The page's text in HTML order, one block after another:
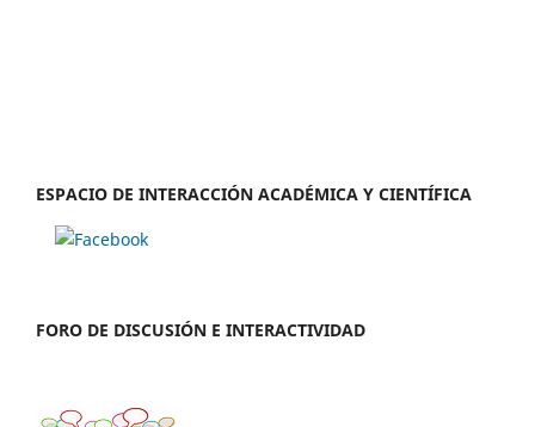
ESPACIO DE INTERACCIÓN ACADÉMICA Y CIENTÍFICA
FORO DE DISCUSIÓN E INTERACTIVIDAD